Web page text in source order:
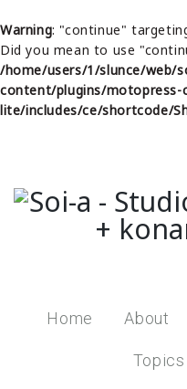
Warning: "continue"
Did you mean to use
/home/users/1/slunce/web/
content/plugins/
lite/includes/ce/shortcode/
Home About
Topics